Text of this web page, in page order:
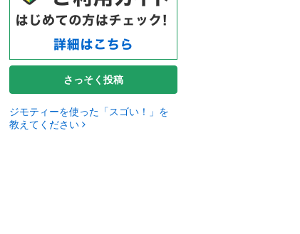
さっそく投稿
ジモティーを使った「スゴい！」を
教えてください